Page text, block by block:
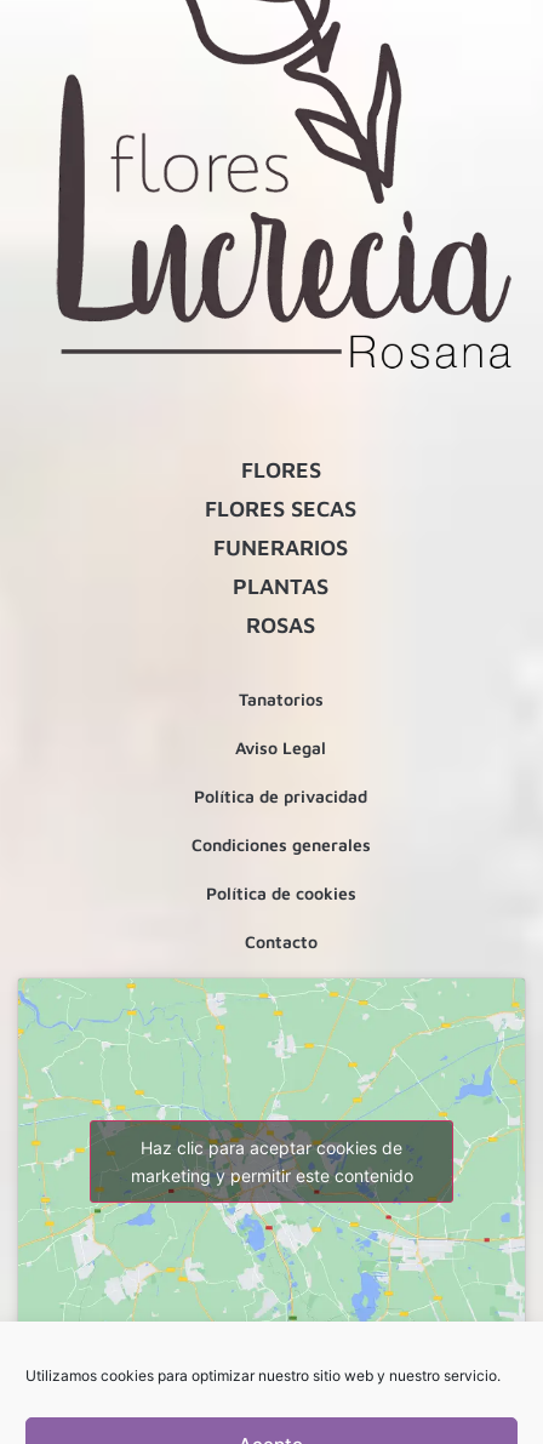
Utilizamos cookies para optimizar nuestro sitio web y nuestro servicio.
FLORES
FLORES SECAS
FUNERARIOS
PLANTAS
ROSAS
Tanatorios
Aviso Legal
Política de privacidad
Condiciones generales
Política de cookies
Contacto
Haz clic para aceptar cookies de
marketing y permitir este contenido
C/Vargas, 57.